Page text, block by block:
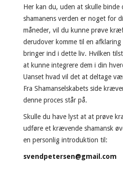
Her kan du, uden at skulle
shamanens verden er noget for
måneder, vil du kunne prøve
derudover komme til en
bringer ind i dette liv. Hvilken
at kunne integrere dem i din
Uanset hvad vil det at deltage
Fra Shamanselskabets side
denne proces står på.
Skulle du have lyst at at prøve
udføre et krævende shamansk
en personlig introduktion til:
svendpetersen@gmail.com